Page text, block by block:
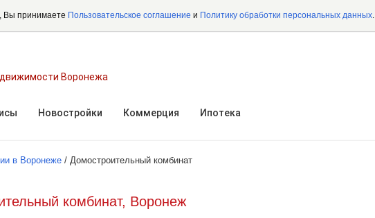
Вы принимаете Пользовательское соглашение и Политику обработки персональных данных.
Воронежа
Новостройки Коммерция Ипотека
в Воронеже / Домостроительный комбинат
комбинат, Воронеж